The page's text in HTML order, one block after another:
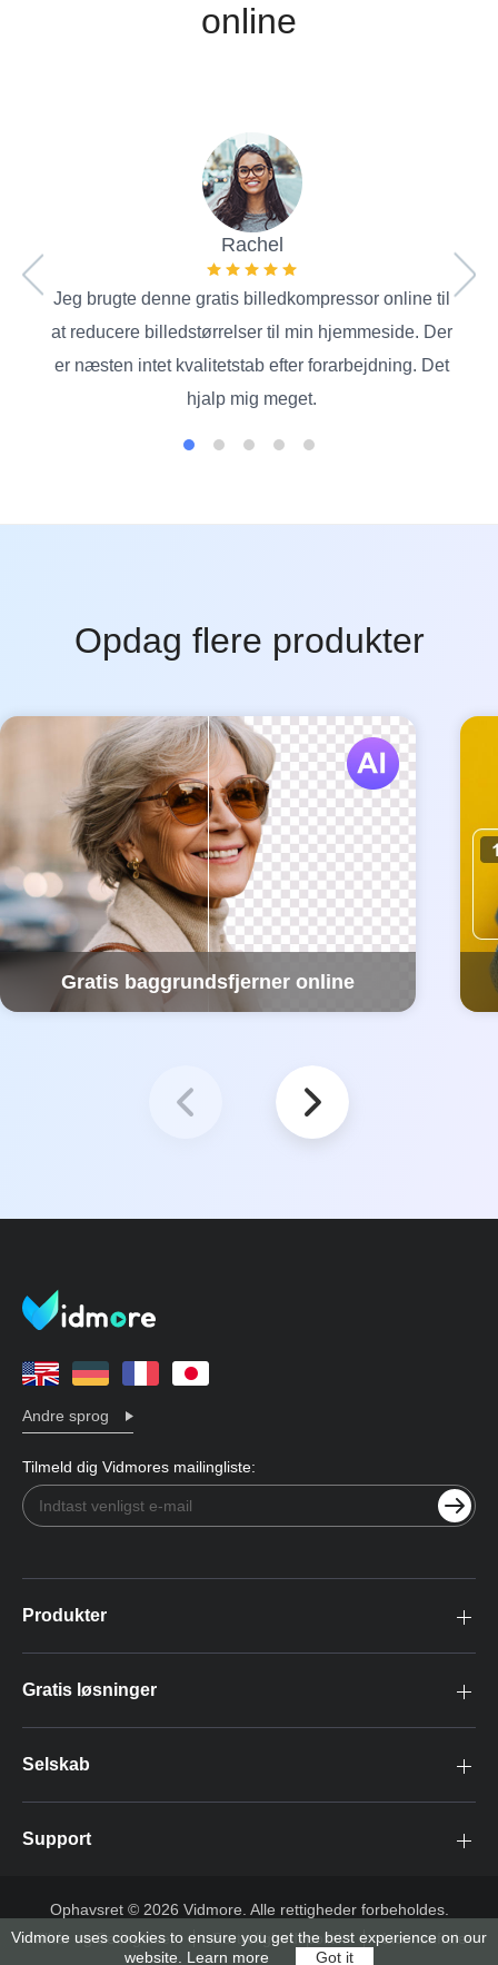
online
Rachel
Jeg brugte denne gratis billedkompressor online til
at reducere billedstørrelser til min hjemmeside. Der
er næsten intet kvalitetstab efter forarbejdning. Det
hjalp mig meget.
Opdag flere produkter
Gratis baggrundsfjerner online
Andre sprog
Tilmeld dig Vidmores mailingliste:
Produkter
Gratis løsninger
Selskab
Support
Ophavsret © 2026 Vidmore. Alle rettigheder forbeholdes.
Vilkår og Betingelser
Fortrolighedspolitik Licensaftale
Vidmore uses cookies to ensure you get the best experience on our
website. Learn more Got it